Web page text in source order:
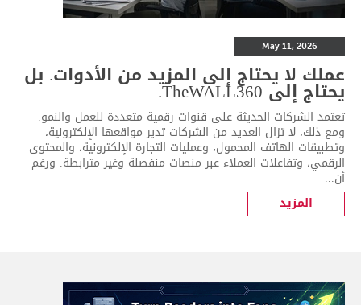
May 11, 2026
عملك لا يحتاج إلى المزيد من الأدوات. بل
يحتاج إلى TheWALL360.
تعتمد الشركات الحديثة على قنوات رقمية متعددة للعمل والنمو.
ومع ذلك، لا تزال العديد من الشركات تدير مواقعها الإلكترونية،
وتطبيقات الهاتف المحمول، وعمليات التجارة الإلكترونية، والمحتوى
الرقمي، وتفاعلات العملاء عبر منصات منفصلة وغير مترابطة. ورغم
أن...
المزيد